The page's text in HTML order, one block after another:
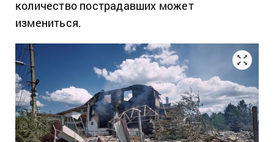
количество пострадавших может
измениться.